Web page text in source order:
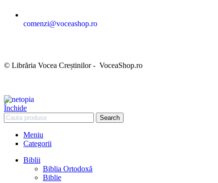
comenzi@voceashop.ro
© Librăria Vocea Creștinilor - VoceaShop.ro
Închide
Search
Meniu
Categorii
Biblii
Biblia Ortodoxă
Biblie